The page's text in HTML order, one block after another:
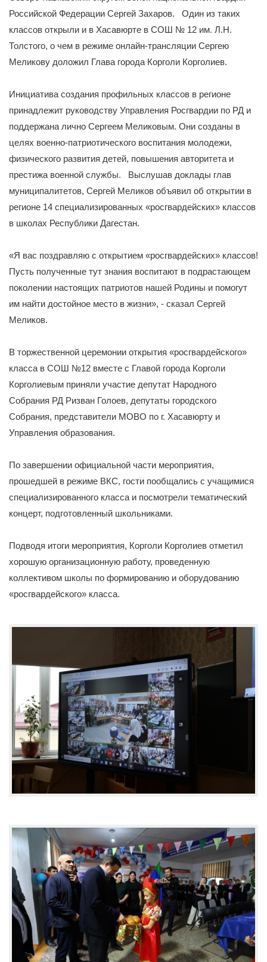
Российской Федерации Сергей Захаров. Один из таких
классов открыли и в Хасавюрте в СОШ № 12 им. Л.Н.
Толстого, о чем в режиме онлайн-трансляции Сергею
Меликову доложил Глава города Корголи Корголиев.
Инициатива создания профильных классов в регионе
принадлежит руководству Управления Росгвардии по РД и
поддержана лично Сергеем Меликовым. Они созданы в
целях военно-патриотического воспитания молодежи,
физического развития детей, повышения авторитета и
престижа военной службы. Выслушав доклады глав
муниципалитетов, Сергей Меликов объявил об открытии в
регионе 14 специализированных «росгвардейских» классов
в школах Республики Дагестан.
«Я вас поздравляю с открытием «росгвардейских» классов!
Пусть полученные тут знания воспитают в подрастающем
поколении настоящих патриотов нашей Родины и помогут
им найти достойное место в жизни», - сказал Сергей
Меликов.
В торжественной церемонии открытия «росгвардейского»
класса в СОШ №12 вместе с Главой города Корголи
Корголиевым приняли участие депутат Народного
Собрания РД Ризван Голоев, депутаты городского
Собрания, представители МОВО по г. Хасавюрту и
Управления образования.
По завершении официальной части мероприятия,
прошедшей в режиме ВКС, гости пообщались с учащимися
специализированного класса и посмотрели тематический
концерт, подготовленный школьниками.
Подводя итоги мероприятия, Корголи Корголиев отметил
хорошую организационную работу, проведенную
коллективом школы по формированию и оборудованию
«росгвардейского» класса.